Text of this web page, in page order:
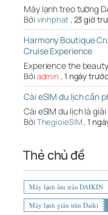
Máy lạnh treo tường
Bởi vinhphat, 23 giờ
Harmony Boutique
Cruise Experience
Experience the
Bởi admin , 1 ngày trước
Cài eSIM du lịch cần
Cài eSIM du lịch là
Bởi ThegioieSIM,1
Thẻ chủ đề
Máy lạnh âm trần DAIKIN
Máy lạnh giấu trần Daiki